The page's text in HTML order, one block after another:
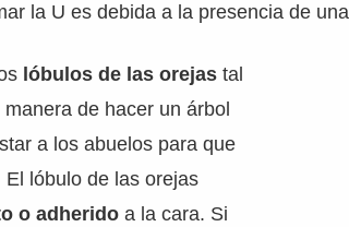
la U es debida a la presencia de
lóbulos de las orejastal
de hacer un árbol
a los abuelos para que
lóbulo de las orejas
o adheridoa la cara. Si